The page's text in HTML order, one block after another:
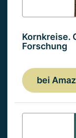
Kornkreise.
Forschung
bei